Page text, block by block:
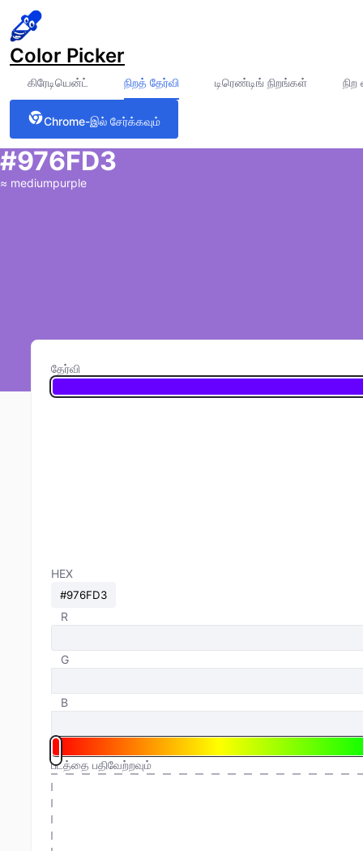
Color Picker
கிரேடியென்ட் நிறத் தேர்வி டிரெண்டிங் நிறங்கள் நிற
Chrome-இல் சேர்க்கவும்
#976FD3
≈ mediumpurple
தேர்வி
HEX
R
G
B
படத்தை பதிவேற்றவும்